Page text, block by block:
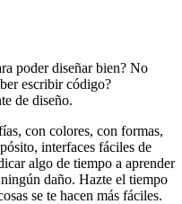
poder diseñar bien? No
escribir código?
de diseño.
con colores, con formas,
interfaces fáciles de
algo de tiempo a aprender
daño. Hazte el tiempo
se te hacen más fáciles.